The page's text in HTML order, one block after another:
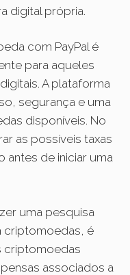
digital própria.
com PayPal é
para aqueles
A plataforma
segurança e uma
disponíveis. No
as possíveis taxas
antes de iniciar uma
uma pesquisa
criptomoedas, é
criptomoedas
associados a